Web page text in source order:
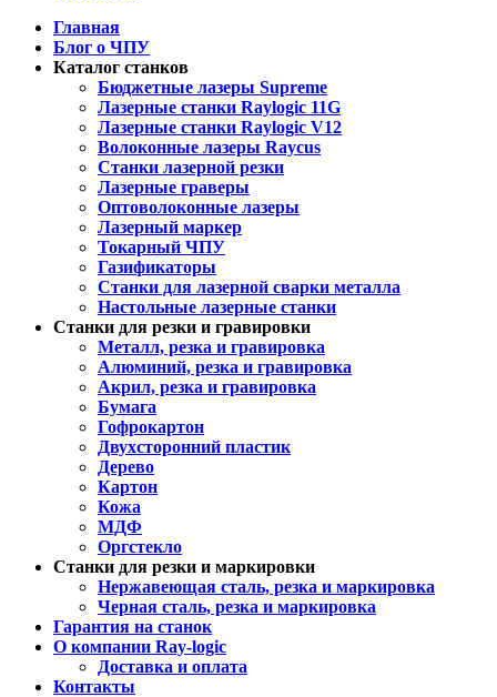
Главная
Блог о ЧПУ
Каталог станков
Бюджетные лазеры Supreme
Лазерные станки Raylogic 11G
Лазерные станки Raylogic V12
Волоконные лазеры Raycus
Станки лазерной резки
Лазерные граверы
Оптоволоконные лазеры
Лазерный маркер
Токарный ЧПУ
Газификаторы
Cтанки для лазерной сварки металла
Настольные лазерные станки
Станки для резки и гравировки
Металл, резка и гравировка
Алюминий, резка и гравировка
Акрил, резка и гравировка
Бумага
Гофрокартон
Двухсторонний пластик
Дерево
Картон
Кожа
МДФ
Оргстекло
Станки для резки и маркировки
Нержавеющая сталь, резка и маркировка
Черная сталь, резка и маркировка
Гарантия на станок
О компании Ray-logic
Доставка и оплата
Контакты